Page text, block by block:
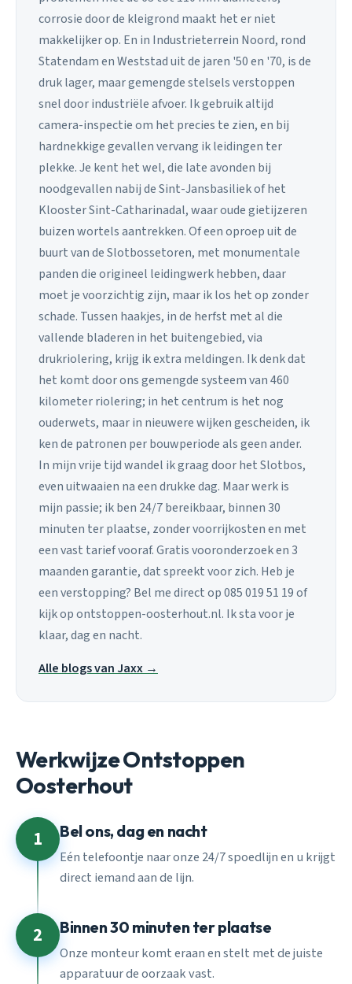
corrosie door de kleigrond maakt het er niet
makkelijker op. En in Industrieterrein Noord, rond
Statendam en Weststad uit de jaren '50 en '70, is de
druk lager, maar gemengde stelsels verstoppen
snel door industriële afvoer. Ik gebruik altijd
camera-inspectie om het precies te zien, en bij
hardnekkige gevallen vervang ik leidingen ter
plekke. Je kent het wel, die late avonden bij
noodgevallen nabij de Sint-Jansbasiliek of het
Klooster Sint-Catharinadal, waar oude gietijzeren
buizen wortels aantrekken. Of een oproep uit de
buurt van de Slotbossetoren, met monumentale
panden die origineel leidingwerk hebben, daar
moet je voorzichtig zijn, maar ik los het op zonder
schade. Tussen haakjes, in de herfst met al die
vallende bladeren in het buitengebied, via
drukriolering, krijg ik extra meldingen. Ik denk dat
het komt door ons gemengde systeem van 460
kilometer riolering; in het centrum is het nog
ouderwets, maar in nieuwere wijken gescheiden, ik
ken de patronen per bouwperiode als geen ander.
In mijn vrije tijd wandel ik graag door het Slotbos,
even uitwaaien na een drukke dag. Maar werk is
mijn passie; ik ben 24/7 bereikbaar, binnen 30
minuten ter plaatse, zonder voorrijkosten en met
een vast tarief vooraf. Gratis vooronderzoek en 3
maanden garantie, dat spreekt voor zich. Heb je
een verstopping? Bel me direct op 085 019 51 19 of
kijk op ontstoppen-oosterhout.nl. Ik sta voor je
klaar, dag en nacht.
Alle blogs van Jaxx →
Werkwijze Ontstoppen
Oosterhout
1 Bel ons, dag en nacht
Eén telefoontje naar onze 24/7 spoedlijn en u krijgt
direct iemand aan de lijn.
2 Binnen 30 minuten ter plaatse
Onze monteur komt eraan en stelt met de juiste
apparatuur de oorzaak vast.